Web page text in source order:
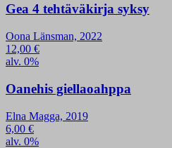
Gea 4 tehtäväkirja syksy
Oona Länsman, 2022
12,00 €
alv. 0%
Oanehis giellaoahppa
Elna Magga, 2019
6,00 €
alv. 0%